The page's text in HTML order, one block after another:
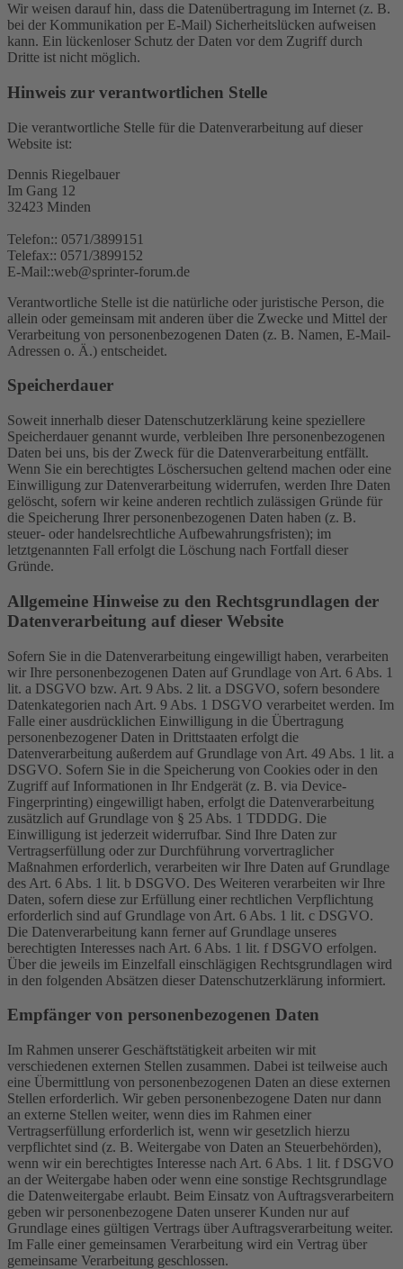
Wir weisen darauf hin, dass die Datenübertragung im Internet (z. B.
bei der Kommunikation per E-Mail) Sicherheitslücken aufweisen
kann. Ein lückenloser Schutz der Daten vor dem Zugriff durch
Dritte ist nicht möglich.
Hinweis zur verantwortlichen Stelle
Die verantwortliche Stelle für die Datenverarbeitung auf dieser
Website ist:
Dennis Riegelbauer
Im Gang 12
32423 Minden
Telefon:: 0571/3899151
Telefax:: 0571/3899152
E-Mail::web@sprinter-forum.de
Verantwortliche Stelle ist die natürliche oder juristische Person, die
allein oder gemeinsam mit anderen über die Zwecke und Mittel der
Verarbeitung von personenbezogenen Daten (z. B. Namen, E-Mail-
Adressen o. Ä.) entscheidet.
Speicherdauer
Soweit innerhalb dieser Datenschutzerklärung keine speziellere
Speicherdauer genannt wurde, verbleiben Ihre personenbezogenen
Daten bei uns, bis der Zweck für die Datenverarbeitung entfällt.
Wenn Sie ein berechtigtes Löschersuchen geltend machen oder eine
Einwilligung zur Datenverarbeitung widerrufen, werden Ihre Daten
gelöscht, sofern wir keine anderen rechtlich zulässigen Gründe für
die Speicherung Ihrer personenbezogenen Daten haben (z. B.
steuer- oder handelsrechtliche Aufbewahrungsfristen); im
letztgenannten Fall erfolgt die Löschung nach Fortfall dieser
Gründe.
Allgemeine Hinweise zu den Rechtsgrundlagen der
Datenverarbeitung auf dieser Website
Sofern Sie in die Datenverarbeitung eingewilligt haben, verarbeiten
wir Ihre personenbezogenen Daten auf Grundlage von Art. 6 Abs. 1
lit. a DSGVO bzw. Art. 9 Abs. 2 lit. a DSGVO, sofern besondere
Datenkategorien nach Art. 9 Abs. 1 DSGVO verarbeitet werden. Im
Falle einer ausdrücklichen Einwilligung in die Übertragung
personenbezogener Daten in Drittstaaten erfolgt die
Datenverarbeitung außerdem auf Grundlage von Art. 49 Abs. 1 lit. a
DSGVO. Sofern Sie in die Speicherung von Cookies oder in den
Zugriff auf Informationen in Ihr Endgerät (z. B. via Device-
Fingerprinting) eingewilligt haben, erfolgt die Datenverarbeitung
zusätzlich auf Grundlage von § 25 Abs. 1 TDDDG. Die
Einwilligung ist jederzeit widerrufbar. Sind Ihre Daten zur
Vertragserfüllung oder zur Durchführung vorvertraglicher
Maßnahmen erforderlich, verarbeiten wir Ihre Daten auf Grundlage
des Art. 6 Abs. 1 lit. b DSGVO. Des Weiteren verarbeiten wir Ihre
Daten, sofern diese zur Erfüllung einer rechtlichen Verpflichtung
erforderlich sind auf Grundlage von Art. 6 Abs. 1 lit. c DSGVO.
Die Datenverarbeitung kann ferner auf Grundlage unseres
berechtigten Interesses nach Art. 6 Abs. 1 lit. f DSGVO erfolgen.
Über die jeweils im Einzelfall einschlägigen Rechtsgrundlagen wird
in den folgenden Absätzen dieser Datenschutzerklärung informiert.
Empfänger von personenbezogenen Daten
Im Rahmen unserer Geschäftstätigkeit arbeiten wir mit
verschiedenen externen Stellen zusammen. Dabei ist teilweise auch
eine Übermittlung von personenbezogenen Daten an diese externen
Stellen erforderlich. Wir geben personenbezogene Daten nur dann
an externe Stellen weiter, wenn dies im Rahmen einer
Vertragserfüllung erforderlich ist, wenn wir gesetzlich hierzu
verpflichtet sind (z. B. Weitergabe von Daten an Steuerbehörden),
wenn wir ein berechtigtes Interesse nach Art. 6 Abs. 1 lit. f DSGVO
an der Weitergabe haben oder wenn eine sonstige Rechtsgrundlage
die Datenweitergabe erlaubt. Beim Einsatz von Auftragsverarbeitern
geben wir personenbezogene Daten unserer Kunden nur auf
Grundlage eines gültigen Vertrags über Auftragsverarbeitung weiter.
Im Falle einer gemeinsamen Verarbeitung wird ein Vertrag über
gemeinsame Verarbeitung geschlossen.